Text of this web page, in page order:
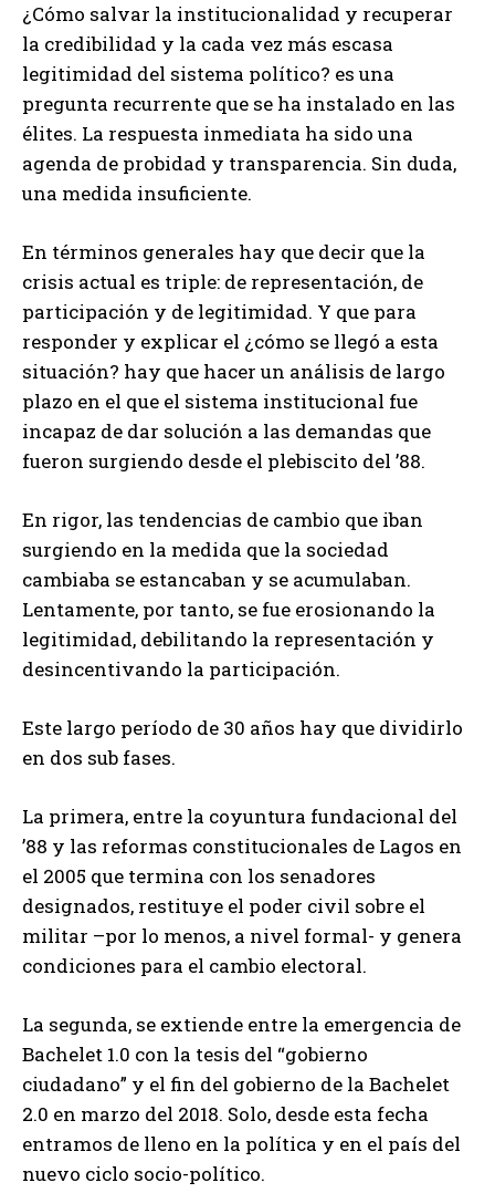
¿Cómo salvar la institucionalidad y recuperar
la credibilidad y la cada vez más escasa
legitimidad del sistema político? es una
pregunta recurrente que se ha instalado en las
élites. La respuesta inmediata ha sido una
agenda de probidad y transparencia. Sin duda,
una medida insuficiente.
En términos generales hay que decir que la
crisis actual es triple: de representación, de
participación y de legitimidad. Y que para
responder y explicar el ¿cómo se llegó a esta
situación? hay que hacer un análisis de largo
plazo en el que el sistema institucional fue
incapaz de dar solución a las demandas que
fueron surgiendo desde el plebiscito del ’88.
En rigor, las tendencias de cambio que iban
surgiendo en la medida que la sociedad
cambiaba se estancaban y se acumulaban.
Lentamente, por tanto, se fue erosionando la
legitimidad, debilitando la representación y
desincentivando la participación.
Este largo período de 30 años hay que dividirlo
en dos sub fases.
La primera, entre la coyuntura fundacional del
’88 y las reformas constitucionales de Lagos en
el 2005 que termina con los senadores
designados, restituye el poder civil sobre el
militar –por lo menos, a nivel formal- y genera
condiciones para el cambio electoral.
La segunda, se extiende entre la emergencia de
Bachelet 1.0 con la tesis del “gobierno
ciudadano” y el fin del gobierno de la Bachelet
2.0 en marzo del 2018. Solo, desde esta fecha
entramos de lleno en la política y en el país del
nuevo ciclo socio-político.